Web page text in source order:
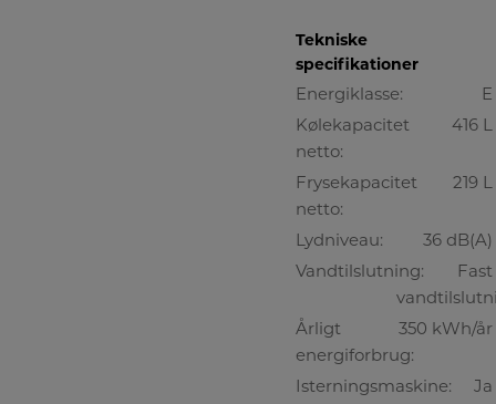
Tekniske
specifikationer
Energiklasse:
E
Kølekapacitet
netto:
416 L
Frysekapacitet
netto:
219 L
Lydniveau:
36 dB(A)
Vandtilslutning:
Fast
Årligt
energiforbrug:
350 kWh/år
Isterningsmaskine:
Ja